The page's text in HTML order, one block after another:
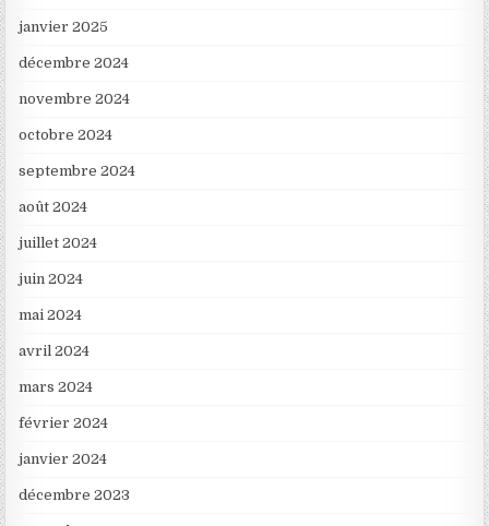
janvier 2025
décembre 2024
novembre 2024
octobre 2024
septembre 2024
août 2024
juillet 2024
juin 2024
mai 2024
avril 2024
mars 2024
février 2024
janvier 2024
décembre 2023